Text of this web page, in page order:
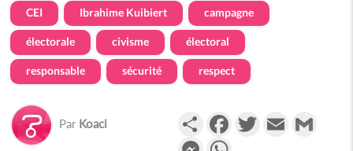
CEI Ibrahime Kuibiert campagne
électorale civisme électoral
responsable sécurité respect
Par Koaci PartagerFacebookTwitterEmail
Messenger